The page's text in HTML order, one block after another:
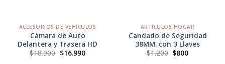
ACCESORIOS DE VEHÍCULOS
Cámara de Auto
Delantera y Trasera HD
$18.900 El
precio
$16.990El
precio
ARTICULOS HOGAR
Candado de Seguridad
38MM. con 3 Llaves
$1.200 El
precio
$800El